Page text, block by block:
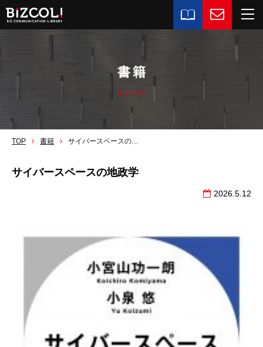
書籍
BOOK
TOP 書籍 サイバースペースの地政学
サイバースペースの地政学
2026.5.12